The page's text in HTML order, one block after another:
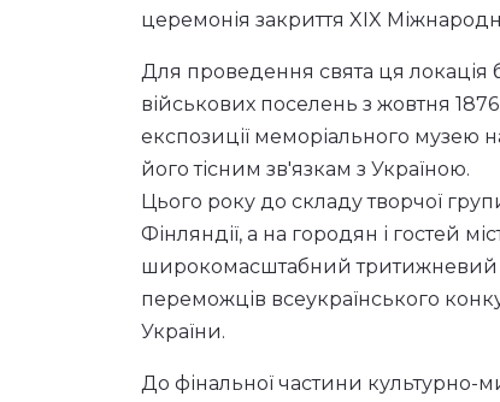
церемонія закриття XIX
Для проведення свята ця
військових поселень з жовтня
експозиції меморіального музею
його тісним зв'язкам з Україною.
Цього року до складу творчої
Фінляндії, а на городян і гостей
широкомасштабний тритижневий
переможців всеукраїнського
України.
До фінальної частини культурно-